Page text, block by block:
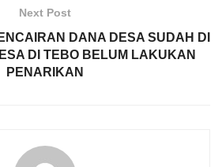
Next Post
DANA DESA SUDAH DI
DI TEBO BELUM LAKUKAN
PENARIKAN